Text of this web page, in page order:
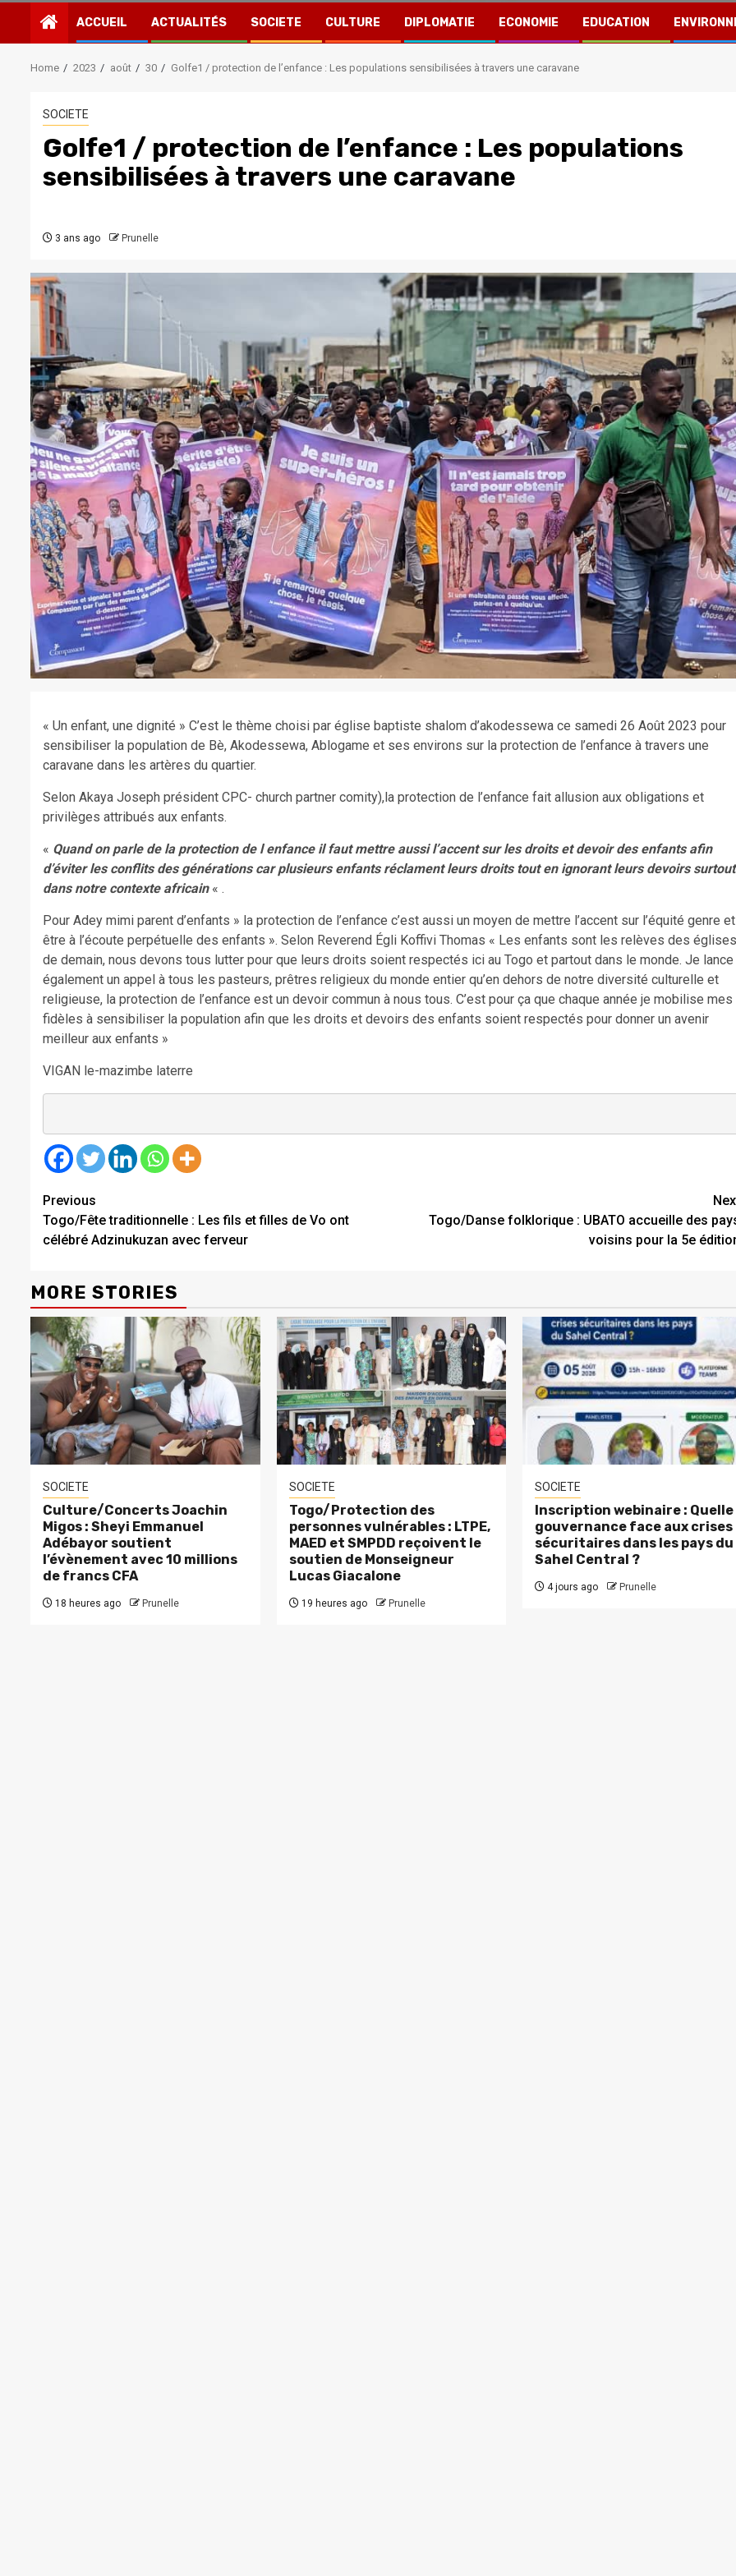
ACCUEIL ACTUALITÉS SOCIETE CULTURE DIPLOMATIE ECONOMIE EDUCATION
Home 2023 août 30 Golfe1 / protection de l’enfance : Les populations sensibilisées à travers une caravane
SOCIETE
Golfe1 / protection de l’enfance : Les populations
sensibilisées à travers une caravane
3 ans ago Prunelle
« Un enfant, une dignité » C’est le thème choisi par église baptiste shalom d’akodessewa ce samedi 26 Août 2023 pour
sensibiliser la population de Bè, Akodessewa, Ablogame et ses environs sur la protection de l’enfance à travers une
caravane dans les artères du quartier.
Selon Akaya Joseph président CPC- church partner comity),la protection de l’enfance fait allusion aux obligations et
privilèges attribués aux enfants.
« Quand on parle de la protection de l enfance il faut mettre aussi l’accent sur les droits et devoir des enfants afin
d’éviter les conflits des générations car plusieurs enfants réclament leurs droits tout en ignorant leurs devoirs surtout
dans notre contexte africain« .
Pour Adey mimi parent d’enfants » la protection de l’enfance c’est aussi un moyen de mettre l’accent sur l’équité genre et
être à l’écoute perpétuelle des enfants ». Selon Reverend Égli Koffivi Thomas « Les enfants sont les relèves des églises
de demain, nous devons tous lutter pour que leurs droits soient respectés ici au Togo et partout dans le monde. Je lance
également un appel à tous les pasteurs, prêtres religieux du monde entier qu’en dehors de notre diversité culturelle et
religieuse, la protection de l’enfance est un devoir commun à nous tous. C’est pour ça que chaque année je mobilise mes
fidèles à sensibiliser la population afin que les droits et devoirs des enfants soient respectés pour donner un avenir
meilleur aux enfants »
VIGAN le-mazimbe laterre
Continue
Reading
Previous
Togo/Fête traditionnelle : Les fils et filles de Vo ont
célébré Adzinukuzan avec ferveur
Togo/Danse folklorique : UBATO accueille des
voisins pour la 5e
MORE STORIES
SOCIETE
Culture/Concerts Joachin
Migos : Sheyi Emmanuel
Adébayor soutient
l’évènement avec 10 millions
de francs CFA
18 heures ago Prunelle
SOCIETE
Togo/Protection des
personnes vulnérables : LTPE,
MAED et SMPDD reçoivent le
soutien de Monseigneur
Lucas Giacalone
19 heures ago Prunelle
SOCIETE
Inscription webinaire : Quelle
gouvernance face aux crises
sécuritaires dans les pays du
Sahel Central ?
4 jours ago Prunelle